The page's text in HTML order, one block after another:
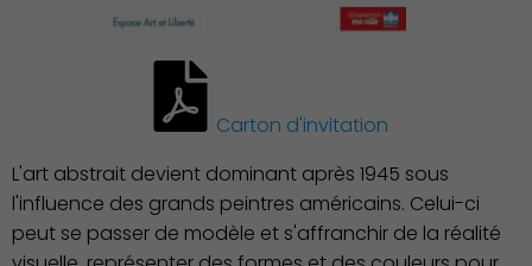
Carton d'invitation
L'art abstrait devient dominant après 1945 sous
l'influence des grands peintres américains. Celui-ci
peut se passer de modèle et s'affranchir de la réalité